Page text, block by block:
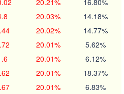
20.03% 14.18%
20.02% 14.77%
20.01% 5.62%
20.01% 6.12%
20.01% 18.37%
20.01% 6.83%